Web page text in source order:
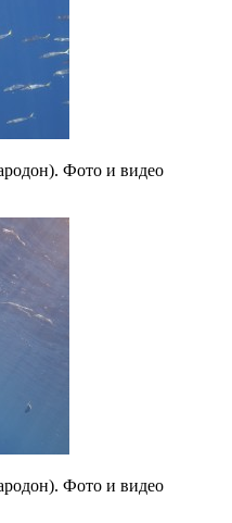
Фото и видео
Фото и видео